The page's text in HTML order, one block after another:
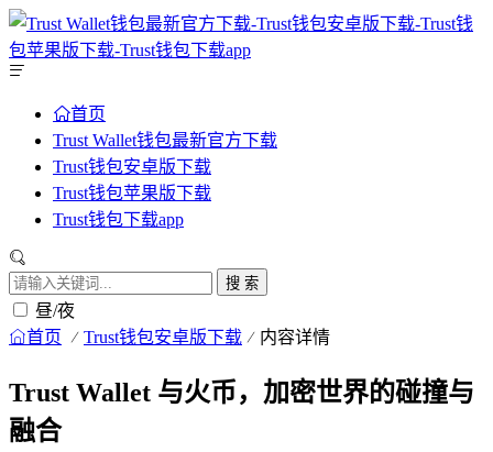
首页
Trust Wallet钱包最新官方下载
Trust钱包安卓版下载
Trust钱包苹果版下载
Trust钱包下载app
搜 索
昼/夜
首页 Trust钱包安卓版下载 内容详情
Trust Wallet 与火币，加密世界的碰撞与
融合